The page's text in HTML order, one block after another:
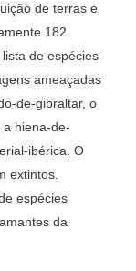
de terras e
182
de espécies
ameaçadas
de-gibraltar, o
hiena-de-
ibérica. O
extintos.
espécies
da